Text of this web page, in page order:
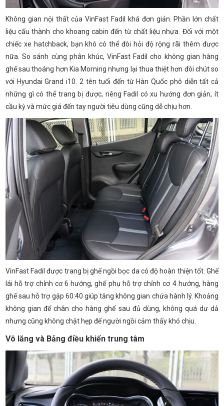
Không gian nội thất của VinFast Fadil khá đơn giản. Phần lớn chất
liệu cấu thành cho khoang cabin đến từ chất liệu nhựa. Đối với một
chiếc xe hatchback, bạn khó có thể đòi hỏi độ rộng rãi thêm được
nữa. So sánh cùng phân khúc, VinFast Fadil cho không gian hàng
ghế sau thoáng hơn Kia Morning nhưng lại thua thiệt hơn đôi chút so
với Hyundai Grand i10. 2 tên tuổi đến từ Hàn Quốc phô diễn tất cả
những gì có thể trang bị được, riêng Fadil có xu hướng đơn giản, ít
cầu kỳ và mức giá đến tay người tiêu dùng cũng dễ chịu hơn.
VinFast Fadil được trang bị ghế ngồi bọc da có độ hoàn thiện tốt. Ghế
lái hỗ trợ chỉnh cơ 6 hướng, ghế phụ hỗ trợ chỉnh cơ 4 hướng, hàng
ghế sau hỗ trợ gập 60:40 giúp tăng không gian chứa hành lý. Khoảng
không gian để chân cho hàng ghế sau đủ dùng, không quá dư dả
nhưng cũng không chật hẹp để người ngồi cảm thấy khó chịu.
Vô lăng và Bảng điều khiển trung tâm